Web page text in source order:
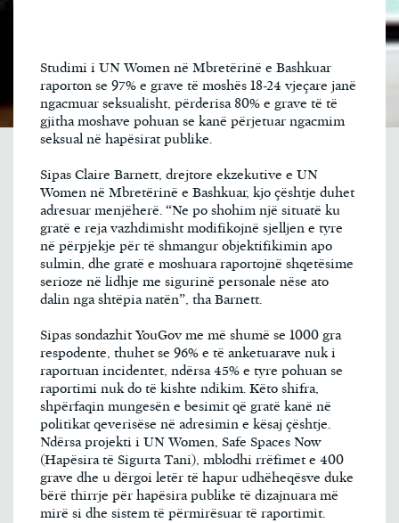
Studimi i UN Women në Mbretërinë e Bashkuar
raporton se 97% e grave të moshës 18-24 vjeçare janë
ngacmuar seksualisht, përderisa 80% e grave të të
gjitha moshave pohuan se kanë përjetuar ngacmim
seksual në hapësirat publike.
Sipas Claire Barnett, drejtore ekzekutive e UN
Women në Mbretërinë e Bashkuar, kjo çështje duhet
adresuar menjëherë. “Ne po shohim një situatë ku
gratë e reja vazhdimisht modifikojnë sjelljen e tyre
në përpjekje për të shmangur objektifikimin apo
sulmin, dhe gratë e moshuara raportojnë shqetësime
serioze në lidhje me sigurinë personale nëse ato
dalin nga shtëpia natën”, tha Barnett.
Sipas sondazhit YouGov me më shumë se 1000 gra
respodente, thuhet se 96% e të anketuarave nuk i
raportuan incidentet, ndërsa 45% e tyre pohuan se
raportimi nuk do të kishte ndikim. Këto shifra,
shpërfaqin mungesën e besimit që gratë kanë në
politikat qeverisëse në adresimin e kësaj çështje.
Ndërsa projekti i UN Women, Safe Spaces Now
(Hapësira të Sigurta Tani), mblodhi rrëfimet e 400
grave dhe u dërgoi letër të hapur udhëheqësve duke
bërë thirrje për hapësira publike të dizajnuara më
mirë si dhe sistem të përmirësuar të raportimit.